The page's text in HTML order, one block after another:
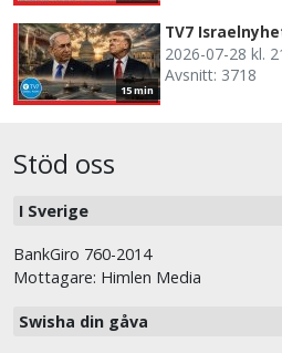
15 min
TV7
2026-07-28 kl.
Avsnitt: 3718
Stöd oss
I Sverige
BankGiro 760-2014
Mottagare: Himlen Media
Swisha din gåva